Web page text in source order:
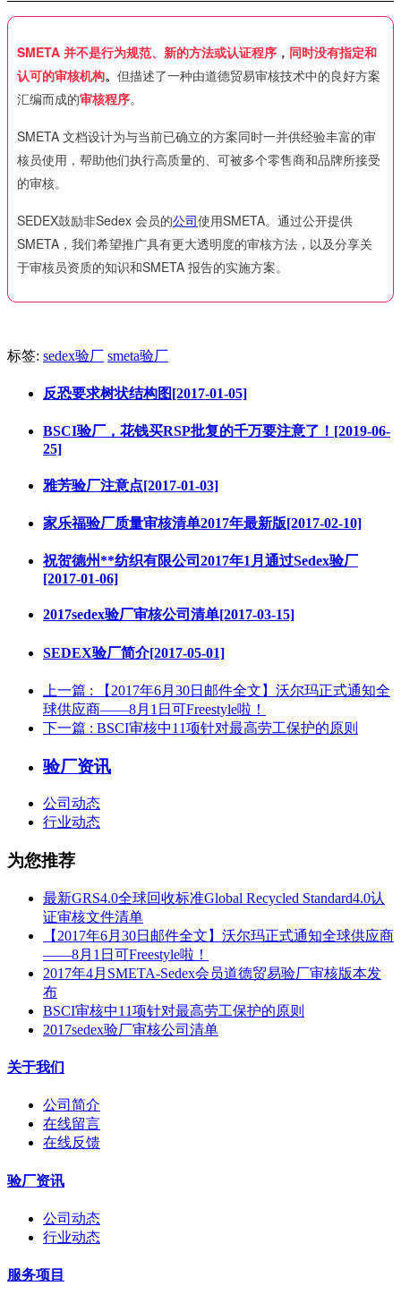
SMETA 并不是行为规范、新的方法或认证程序 ， 同时没有指定和
认可的审核机构。 但描述了一种由道德贸易审核技术中的良好方案
汇编而成的审核程序。
SMETA 文档设计为与当前已确立的方案同时一并供经验丰富的审
核员使用，帮助他们执行高质量的、可被多个零售商和品牌所接受
的审核。
SEDEX鼓励非Sedex 会员的公司使用SMETA。通过公开提供
SMETA，我们希望推广具有更大透明度的审核方法，以及分享关
于审核员资质的知识和SMETA 报告的实施方案。
标签: sedex验厂 smeta验厂
反恐要求树状结构图[2017-01-05]
BSCI验厂，花钱买RSP批复的千万要注意了！[2019-06-
25]
雅芳验厂注意点[2017-01-03]
家乐福验厂质量审核清单2017年最新版[2017-02-10]
祝贺德州**纺织有限公司2017年1月通过Sedex验厂
[2017-01-06]
2017sedex验厂审核公司清单[2017-03-15]
SEDEX验厂简介[2017-05-01]
上一篇 : 【2017年6月30日邮件全文】沃尔玛正式通知全
球供应商——8月1日可Freestyle啦！
下一篇 : BSCI审核中11项针对最高劳工保护的原则
验厂资讯
公司动态
行业动态
为您推荐
最新GRS4.0全球回收标准Global Recycled Standard4.0认
证审核文件清单
【2017年6月30日邮件全文】沃尔玛正式通知全球供应商
——8月1日可Freestyle啦！
2017年4月SMETA-Sedex会员道德贸易验厂审核版本发
布
BSCI审核中11项针对最高劳工保护的原则
2017sedex验厂审核公司清单
关于我们
公司简介
在线留言
在线反馈
验厂资讯
公司动态
行业动态
服务项目